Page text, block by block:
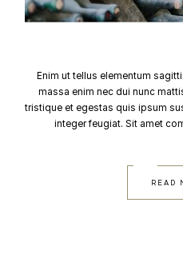
Enim ut tellus elementum
massa enim nec dui nunc
tristique et egestas quis ipsum
integer feugiat. Sit amet
READ